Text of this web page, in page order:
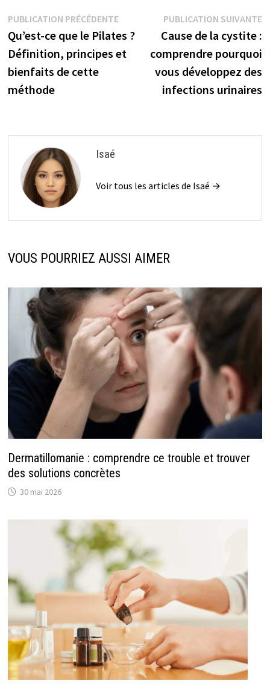
Navigation
de
l’article
PUBLICATION PRÉCÉDENTEPublication
précédente :
Qu’est-ce que le Pilates ?
Définition, principes et
bienfaits de cette
méthode
PUBLICATION SUIVANTE
Cause de la cystite :
comprendre pourquoi
vous développez des
infections urinaires
Isaé
Voir tous les articles de Isaé →
VOUS POURRIEZ AUSSI AIMER
Dermatillomanie : comprendre ce trouble et trouver
des solutions concrètes
30 mai 2026